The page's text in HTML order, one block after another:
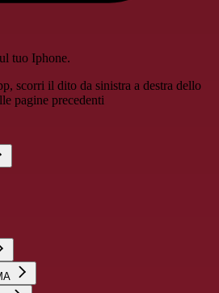
tuo Iphone.
scorri il dito da sinistra a destra dello
pagine precedenti